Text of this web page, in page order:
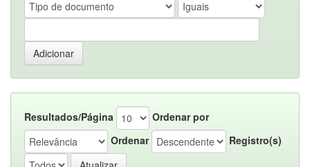
Resultados/Página
Ordenar por
Ordenar
Registro(s)